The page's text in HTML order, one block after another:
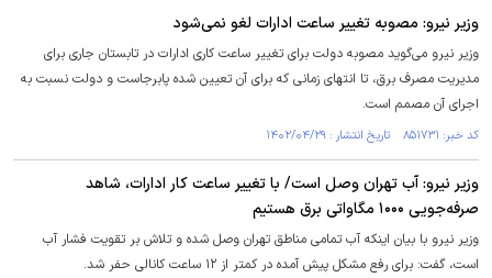
وزیر نیرو: مصوبه تغییر ساعت ادارات لغو نمی‌شود
وزیر نیرو می‌گوید مصوبه دولت برای تغییر ساعت کاری ادارات در تابستان جاری برای
مدیریت مصرف برق، تا انتهای زمانی که برای آن تعیین شده پابرجاست و دولت نسبت به
اجرای آن مصمم است.
کد خبر: ۸۵۱۷۳۱ تاریخ انتشار : ۱۴۰۲/۰۴/۲۹
وزیر نیرو: آب تهران وصل است/ با تغییر ساعت کار ادارات، شاهد
صرفه‌جویی ۱۰۰۰ مگاواتی برق هستیم
وزیر نیرو با بیان اینکه آب تمامی مناطق تهران وصل شده و تلاش بر تقویت فشار آب
است، گفت: برای رفع مشکل پیش آمده در کمتر از ۱۲ ساعت کانالی حفر شد.